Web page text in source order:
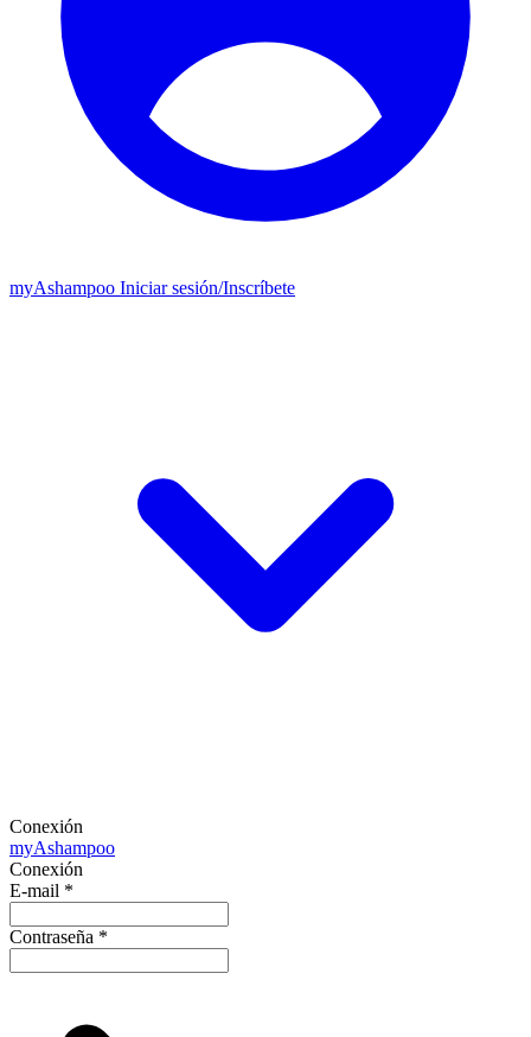
myAshampoo Iniciar sesión/Inscríbete
Conexión
myAshampoo
Conexión
E-mail *
Contraseña *